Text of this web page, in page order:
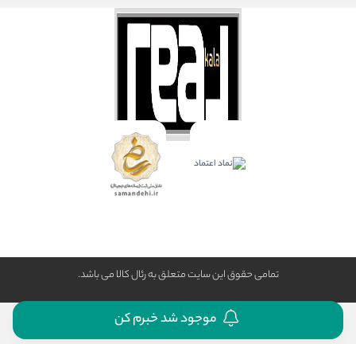
تمامی حقوق این سایت متعلق به رئال كالا می باشد.